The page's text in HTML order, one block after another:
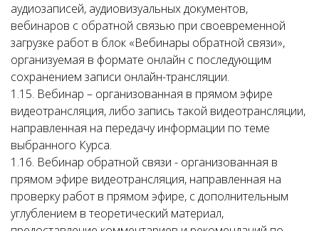
аудиозаписей, аудиовизуальных документов,
вебинаров с обратной связью при своевременной
загрузке работ в блок «Вебинары обратной связи»,
организуемая в формате онлайн с последующим
сохранением записи онлайн-трансляции.
1.15. Вебинар – организованная в прямом эфире
видеотрансляция, либо запись такой видеотрансляции,
направленная на передачу информации по теме
выбранного Курса.
1.16. Вебинар обратной связи - организованная в
прямом эфире видеотрансляция, направленная на
проверку работ в прямом эфире, с дополнительным
углублением в теоретический материал,